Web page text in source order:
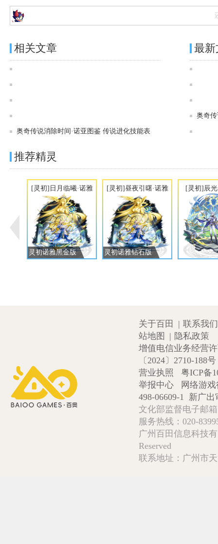
相关文章
奥奇传说消除时间·诺亚图鉴 传说进化技能表
最
奥奇
推荐精灵
[灵初]日月临曦·诺雅
灵初诺雅黑金版
[灵初]昼夜引曙·诺雅
灵初诺雅钻石版
[灵初]辰
关于百田 | 联系我们
站地图
| 隐私政策
增值电信业务经营
〔2024〕2710-188号
营业执照
粤ICP备
举报中心
网络游
498-06609-1 新广出
文化部监督电子邮
服务热线：020-
广州百田信息科技
Reserved
联系地址：广州市